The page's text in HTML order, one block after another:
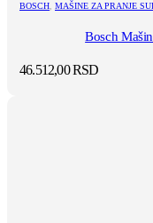
BOSCH MAŠINE ZA PRANJE
Bosch
46.512,00RSD